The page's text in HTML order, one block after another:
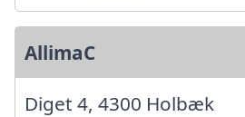
AllimaC
Diget 4, 4300 Holbæk